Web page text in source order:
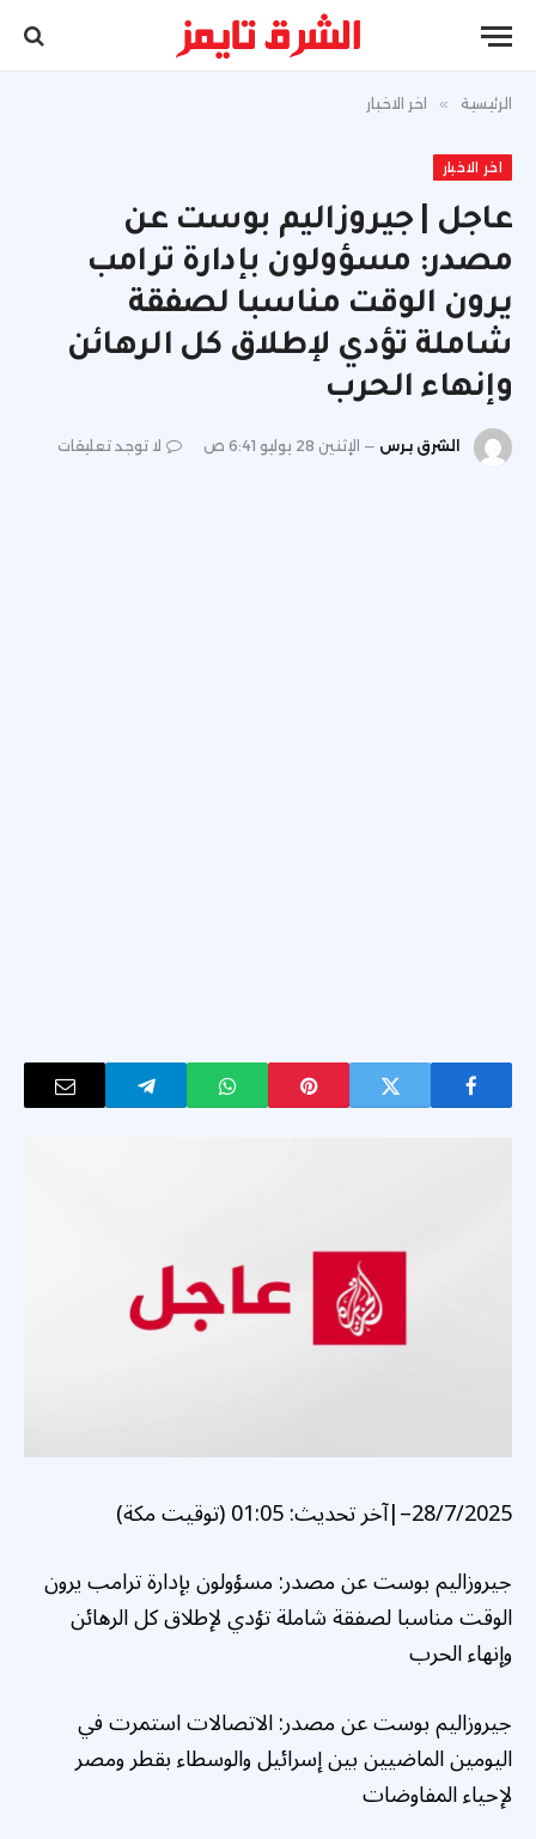
الرئيسية » اخر الاخبار
اخر الاخبار
عاجل | جيروزاليم بوست عن
مصدر: مسؤولون بإدارة ترامب
يرون الوقت مناسبا لصفقة
شاملة تؤدي لإطلاق كل الرهائن
وإنهاء الحرب
الشرق برس الإثنين 28 يوليو 6:41 ص لا توجد تعليقات
28/7/2025
–
|آخر تحديث:01:05 (توقيت مكة)
جيروزاليم بوست عن مصدر: مسؤولون بإدارة ترامب يرون
الوقت مناسبا لصفقة شاملة تؤدي لإطلاق كل الرهائن
وإنهاء الحرب
جيروزاليم بوست عن مصدر: الاتصالات استمرت في
اليومين الماضيين بين إسرائيل والوسطاء بقطر ومصر
لإحياء المفاوضات